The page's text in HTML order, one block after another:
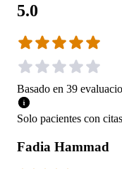
5.0
Basado en 39
Solo pacientes con
Fadia Hammad